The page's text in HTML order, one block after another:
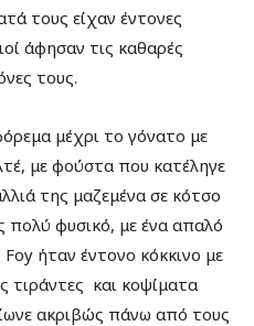
τους είχαν έντονες
άφησαν τις καθαρές
τους.
μέχρι το γόνατο με
με φούστα που κατέληγε
της μαζεμένα σε κότσο
πολύ φυσικό, με ένα απαλό
ήταν έντονο κόκκινο με
τιράντες και κοψίματα
ακριβώς πάνω από τους